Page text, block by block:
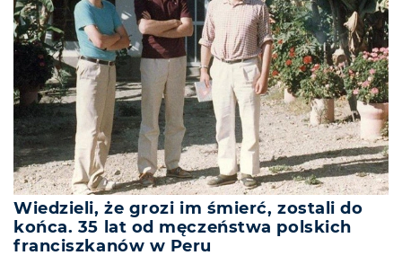
Wiedzieli, że grozi im śmierć, zostali do
końca. 35 lat od męczeństwa polskich
franciszkanów w Peru